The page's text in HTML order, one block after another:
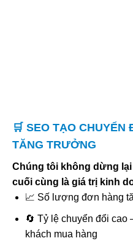
🛒 SEO TẠO CHUYỂN
TĂNG TRƯỞNG
Chúng tôi không dừng
cuối cùng là giá trị kinh
📈 Số lượng đơn hàng
🔄 Tỷ lệ chuyển đổi cao
khách mua hàng